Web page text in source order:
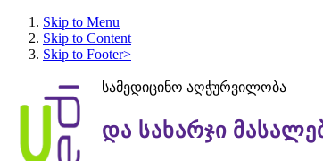
Skip to Menu
Skip to Content
Skip to Footer>
სამედიცინო აღჭურვილობა
და სახარჯი